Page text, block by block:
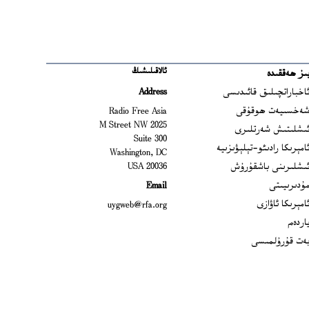
ھەققىدە
ئاخباراتچىلىق قائىدىسى
شەخسىيەت ھوقۇقى
ئىشلىتىش شەرتلىرى
ئامېرىكا رادىئو-تېلېۋىزىيە
ئىشلىرىنى باشقۇرۇش
مۇدىرىيىتى
ئامېرىكا ئاۋازى
ياردەم
بەت قۇرۇلمىسى
ئالاقىلىشىڭ
Address
Radio Free Asia
2025 M Street NW
Suite 300
Washington, DC
20036 USA
Email
uygweb@rfa.org